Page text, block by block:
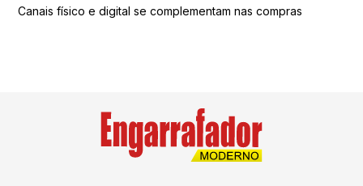
Canais físico e digital se complementam nas compras